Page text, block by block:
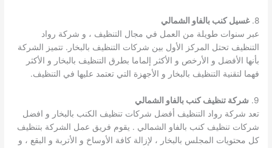
8. غسيل كنب بالفاو الشمالي
عبر سنوات طويلة من العمل في مجال التنظيف ، و شركة رواد
التنظيف تحتل المركز الأول بين شركات التنظيف بالبخار. تتميز الشركة
بأنها الأفضل و الأرخص و الأكثر إلماما بطرق التنظيف بالبخار و الأكثر
فهما لتقنية التنظيف بالبخار و الأجهزة التي تعتمد عليها في التنظيف.
9.
شركة تنظيف كنب بالفاو الشمالي
تعد شركة رواد التنظيف أفضل شركات تنظيف الكنب بالبخار و افضل
شركات تنظيف كنب بالفاو الشمالي . يقوم فريق عمل الشركة بتنظيف
كل محتويات المجلس بالبخار ، لإزالة كافة الأوساخ و الأتربة و البقع ، و